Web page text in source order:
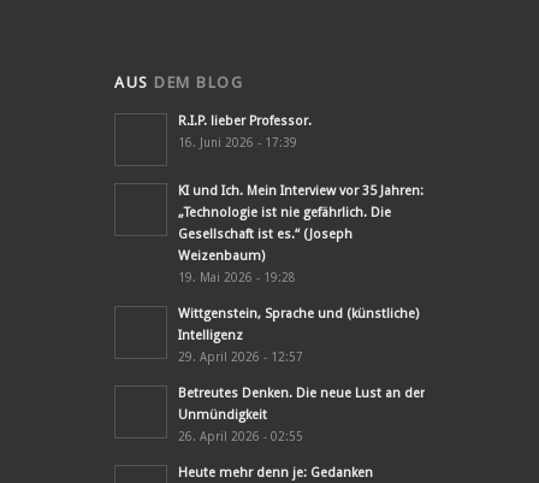
AUS DEM BLOG
R.I.P. lieber Professor.
16. Juni 2026 - 17:39
KI und Ich. Mein Interview vor 35 Jahren:
„Technologie ist nie gefährlich. Die
Gesellschaft ist es.“ (Joseph
Weizenbaum)
19. Mai 2026 - 19:28
Wittgenstein, Sprache und (künstliche)
Intelligenz
29. April 2026 - 12:57
Betreutes Denken. Die neue Lust an der
Unmündigkeit
26. April 2026 - 02:55
Heute mehr denn je: Gedanken